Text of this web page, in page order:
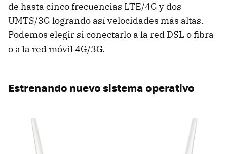
de hasta cinco frecuencias LTE/4G y dos
UMTS/3G logrando así velocidades más altas.
Podemos elegir si conectarlo a la red DSL o fibra
o a la red móvil 4G/3G.
Estrenando nuevo sistema operativo